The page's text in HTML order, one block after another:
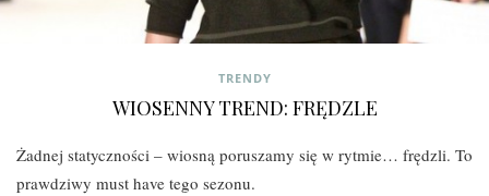
TRENDY
WIOSENNY TREND: FRĘDZLE
Żadnej statyczności – wiosną poruszamy się w rytmie… frędzli. To
prawdziwy must have tego sezonu.